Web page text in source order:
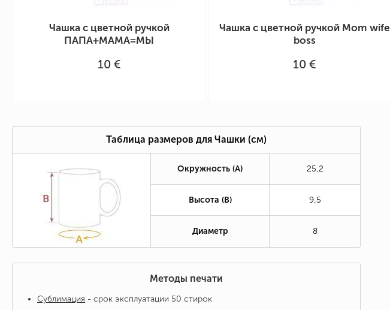
Чашка с цветной ручкой
ПАПА+МАМА=МЫ
10 €
Чашка с цветной ручкой Mom wife
boss
10 €
Таблица размеров для Чашки (см)
Окружность (А) 25,2
Высота (B) 9,5
Диаметр 8
Методы печати
Сублимация - срок эксплуатации 50 стирок